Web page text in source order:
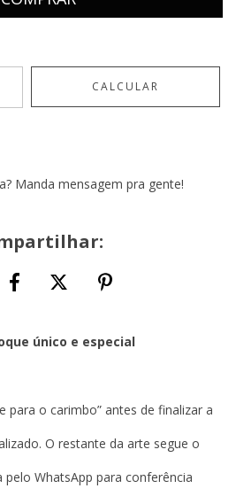
CALCULAR
Manda mensagem pra gente!
único e especial
para o carimbo” antes de finalizar a
O restante da arte segue o
pelo WhatsApp para conferência